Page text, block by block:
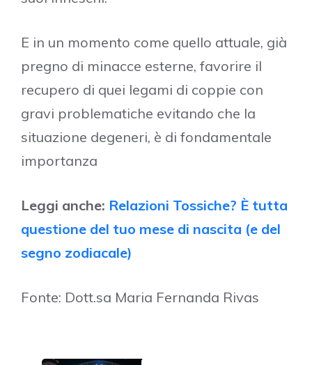
E in un momento come quello attuale, già
pregno di minacce esterne, favorire il
recupero di quei legami di coppie con
gravi problematiche evitando che la
situazione degeneri, è di fondamentale
importanza
Leggi anche: Relazioni Tossiche? È tutta
questione del tuo mese di nascita (e del
segno zodiacale)
Fonte: Dott.sa Maria Fernanda Rivas